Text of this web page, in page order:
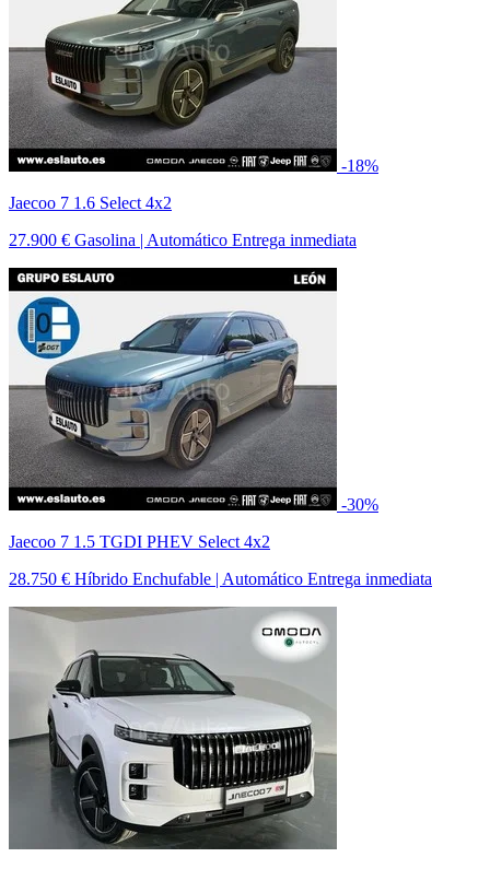
-18%
Jaecoo 7 1.6 Select 4x2
27.900 € Gasolina | Automático Entrega inmediata
-30%
Jaecoo 7 1.5 TGDI PHEV Select 4x2
28.750 € Híbrido Enchufable | Automático Entrega inmediata